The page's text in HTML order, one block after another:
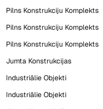
Produkta veids
Pilns Konstrukciju Komplekts
Pilns Konstrukciju Komplekts
Pilns Konstrukciju Komplekts
Jumta Konstrukcijas
Industriālie Objekti
Industriālie Objekti